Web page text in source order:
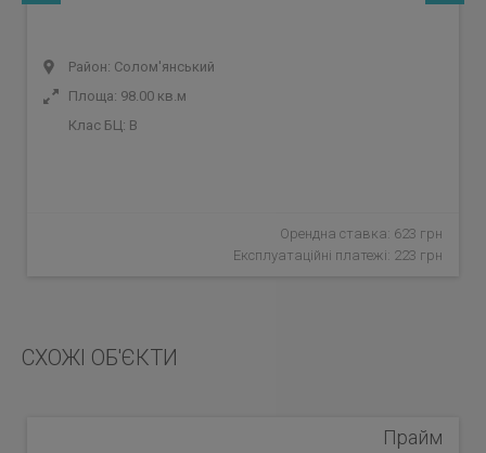
Район: Солом'янський
Площа: 98.00 кв.м
Клас БЦ: B
Орендна ставка: 623 грн
Експлуатаційні платежі: 223 грн
СХОЖІ ОБ'ЄКТИ
Прайм